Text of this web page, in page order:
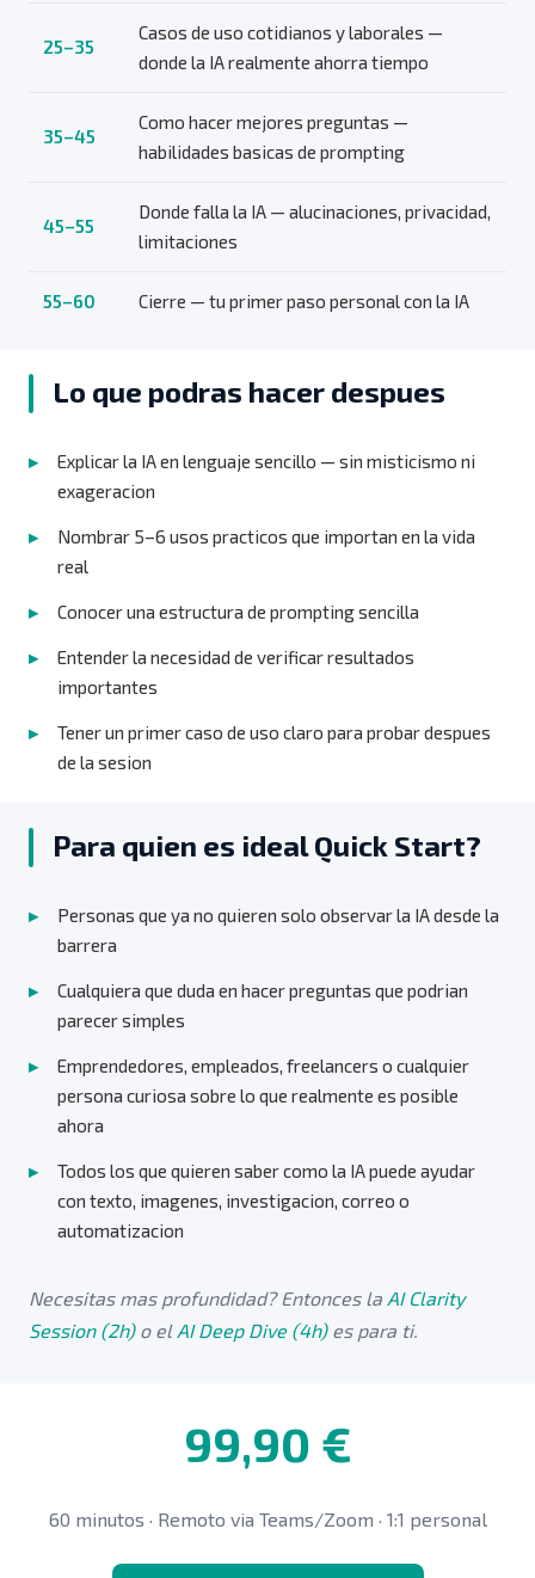
25–35
Casos de uso cotidianos y laborales —
donde la IA realmente ahorra tiempo
35–45
Como hacer mejores preguntas —
habilidades basicas de prompting
45–55
Donde falla la IA — alucinaciones, privacidad,
limitaciones
55–60 Cierre — tu primer paso personal con la IA
Lo que podras hacer despues
Explicar la IA en lenguaje sencillo — sin misticismo ni
exageracion
Nombrar 5–6 usos practicos que importan en la vida
real
Conocer una estructura de prompting sencilla
Entender la necesidad de verificar resultados
importantes
Tener un primer caso de uso claro para probar despues
de la sesion
Para quien es ideal Quick Start?
Personas que ya no quieren solo observar la IA desde la
barrera
Cualquiera que duda en hacer preguntas que podrian
parecer simples
Emprendedores, empleados, freelancers o cualquier
persona curiosa sobre lo que realmente es posible
ahora
Todos los que quieren saber como la IA puede ayudar
con texto, imagenes, investigacion, correo o
automatizacion
Necesitas mas profundidad? Entonces la AI Clarity
Session (2h)o el AI Deep Dive (4h)es para ti.
99,90 €
60 minutos · Remoto via Teams/Zoom · 1:1 personal